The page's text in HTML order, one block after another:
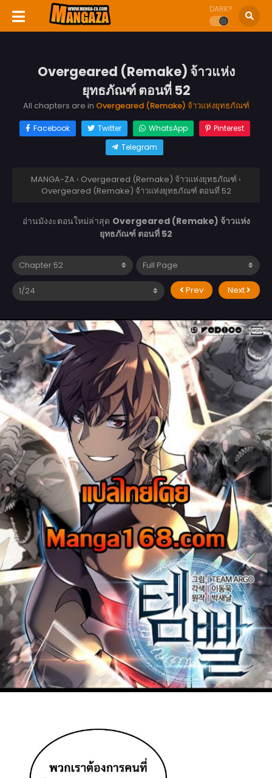
DARK?
Overgeared (Remake) จ้าวแห่ง
ยุทธภัณฑ์ ตอนที่ 52
All chapters are in Overgeared (Remake) จ้าวแห่งยุทธภัณฑ์
Facebook Twitter WhatsApp
Pinterest
Telegram
MANGA-ZA › Overgeared (Remake) จ้าวแห่งยุทธภัณฑ์ ›
Overgeared (Remake) จ้าวแห่งยุทธภัณฑ์ ตอนที่ 52
อ่านมังงะตอนใหม่ล่าสุด Overgeared (Remake) จ้าวแห่ง
ยุทธภัณฑ์ ตอนที่ 52
Prev Next